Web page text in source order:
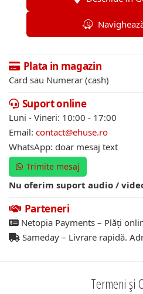
Plata in magazin
Card sau Numerar (cash)
Suport online
Luni - Vineri: 10:00 - 17:00
Email: contact@ehuse.ro
WhatsApp: doar mesaj text
Trimite mesaj
Nu oferim suport audio /
Parteneri
Netopia Payments – Plăți
Sameday – Livrare rapidă.
Termeni și